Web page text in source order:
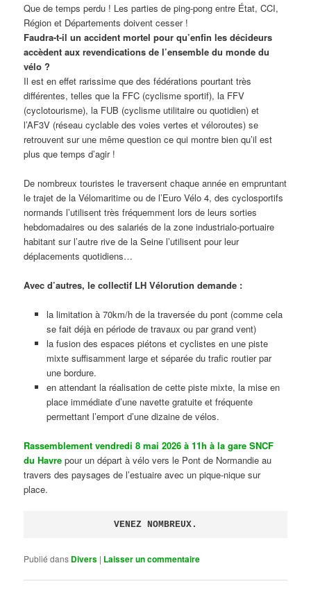
Que de temps perdu ! Les parties de ping-pong entre État, CCI,
Région et Départements doivent cesser !
Faudra-t-il un accident mortel pour qu’enfin les décideurs
accèdent aux revendications de l’ensemble du monde du
vélo ?
Il est en effet rarissime que des fédérations pourtant très
différentes, telles que la FFC (cyclisme sportif), la FFV
(cyclotourisme), la FUB (cyclisme utilitaire ou quotidien) et
l’AF3V (réseau cyclable des voies vertes et véloroutes) se
retrouvent sur une même question ce qui montre bien qu’il est
plus que temps d’agir !
De nombreux touristes le traversent chaque année en empruntant
le trajet de la Vélomaritime ou de l’Euro Vélo 4, des cyclosportifs
normands l’utilisent très fréquemment lors de leurs sorties
hebdomadaires ou des salariés de la zone industrialo-portuaire
habitant sur l’autre rive de la Seine l’utilisent pour leur
déplacements quotidiens…
Avec d’autres, le collectif LH Vélorution demande :
la limitation à 70km/h de la traversée du pont (comme cela
se fait déjà en période de travaux ou par grand vent)
la fusion des espaces piétons et cyclistes en une piste
mixte suffisamment large et séparée du trafic routier par
une bordure.
en attendant la réalisation de cette piste mixte, la mise en
place immédiate d’une navette gratuite et fréquente
permettant l’emport d’une dizaine de vélos.
Rassemblement vendredi 8 mai 2026 à 11h à la gare SNCF
du Havre pour un départ à vélo vers le Pont de Normandie au
travers des paysages de l’estuaire avec un pique-nique sur
place.
VENEZ NOMBREUX.
Publié dans Divers | Laisser un commentaire